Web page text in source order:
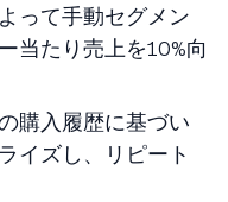
って手動セグメン
当たり売上を10%向
購入履歴に基づい
イズし、リピート